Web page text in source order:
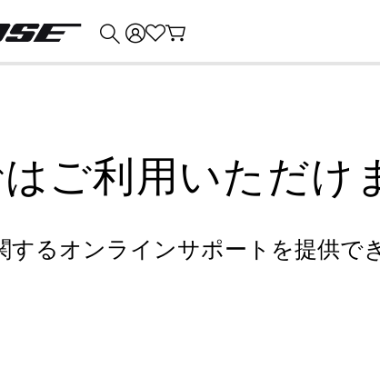
ご利用いただけ
るオンラインサポートを提供で